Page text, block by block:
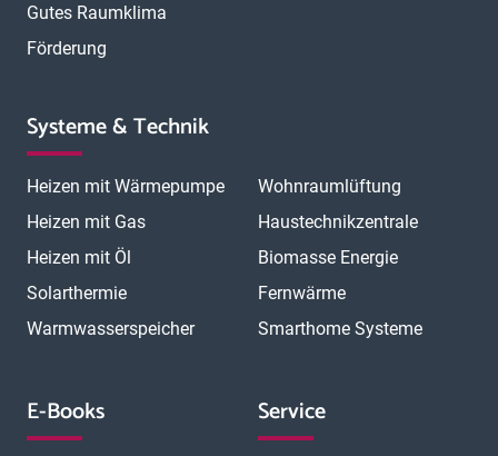
Gutes Raumklima
Förderung
Systeme & Technik
Heizen mit Wärmepumpe
Heizen mit Gas
Heizen mit Öl
Solarthermie
Warmwasserspeicher
Wohnraumlüftung
Haustechnikzentrale
Biomasse Energie
Fernwärme
Smarthome Systeme
E-Books Service